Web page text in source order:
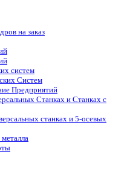
на заказ
систем
Систем
Предприятий
Станках и Станках с
станках и 5-осевых